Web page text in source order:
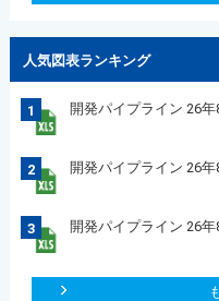
人気図表ランキング
1 開発パイプライン 26
2 開発パイプライン 26
3 開発パイプライン 26